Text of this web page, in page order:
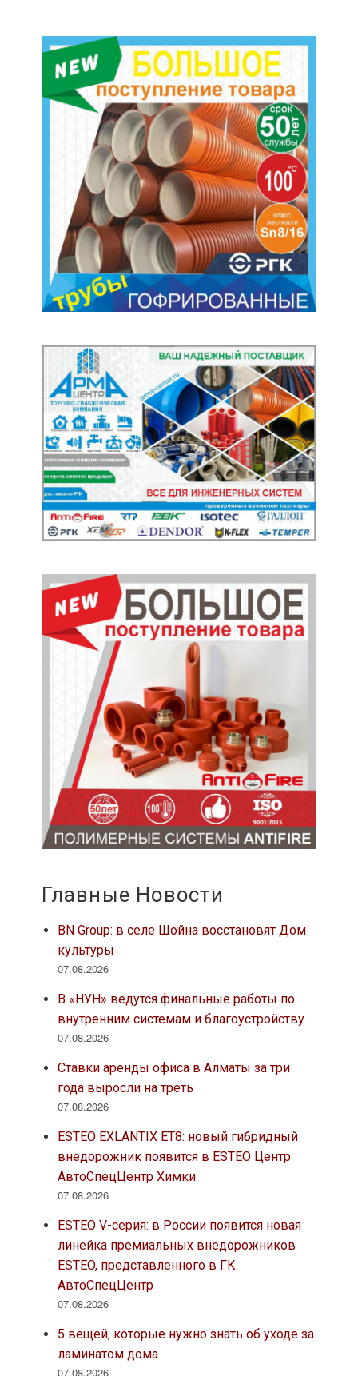
Главные Новости
BN Group: в селе Шойна восстановят Дом
культуры
07.08.2026
В «НУН» ведутся финальные работы по
внутренним системам и благоустройству
07.08.2026
Ставки аренды офиса в Алматы за три
года выросли на треть
07.08.2026
ESTEO EXLANTIX ET8: новый гибридный
внедорожник появится в ESTEO Центр
АвтоСпецЦентр Химки
07.08.2026
ESTEO V-серия: в России появится новая
линейка премиальных внедорожников
ESTEO, представленного в ГК
АвтоСпецЦентр
07.08.2026
5 вещей, которые нужно знать об уходе за
ламинатом дома
07.08.2026